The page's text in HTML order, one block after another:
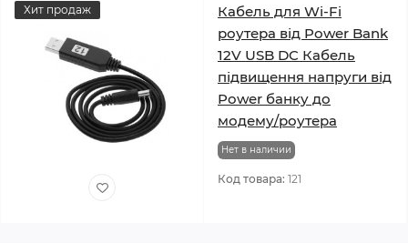
Хит продаж
Кабель для Wi-Fi
роутера від Power Bank
12V USB DC Кабель
підвищення напруги від
Power банку до
модему/роутера
Нет в наличии
Код товара: 121